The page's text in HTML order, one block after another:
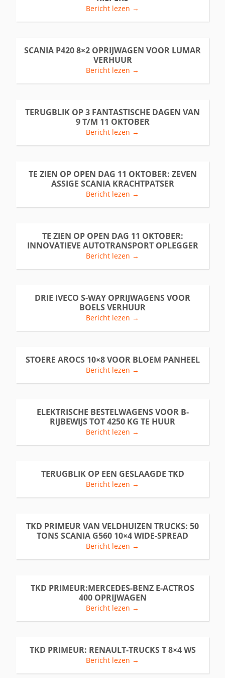
Bericht lezen →
SCANIA P420 8×2 OPRIJWAGEN VOOR LUMAR
VERHUUR
Bericht lezen →
TERUGBLIK OP 3 FANTASTISCHE DAGEN VAN
9 T/M 11 OKTOBER
Bericht lezen →
TE ZIEN OP OPEN DAG 11 OKTOBER: ZEVEN
ASSIGE SCANIA KRACHTPATSER
Bericht lezen →
TE ZIEN OP OPEN DAG 11 OKTOBER:
INNOVATIEVE AUTOTRANSPORT OPLEGGER
Bericht lezen →
DRIE IVECO S-WAY OPRIJWAGENS VOOR
BOELS VERHUUR
Bericht lezen →
STOERE AROCS 10×8 VOOR BLOEM PANHEEL
Bericht lezen →
ELEKTRISCHE BESTELWAGENS VOOR B-
RIJBEWIJS TOT 4250 KG TE HUUR
Bericht lezen →
TERUGBLIK OP EEN GESLAAGDE TKD
Bericht lezen →
TKD PRIMEUR VAN VELDHUIZEN TRUCKS: 50
TONS SCANIA G560 10×4 WIDE-SPREAD
Bericht lezen →
TKD PRIMEUR:MERCEDES-BENZ E-ACTROS
400 OPRIJWAGEN
Bericht lezen →
TKD PRIMEUR: RENAULT-TRUCKS T 8×4 WS
Bericht lezen →